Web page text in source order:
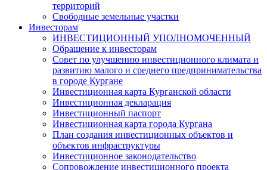
территорий
Свободные земельные участки
Инвесторам
ИНВЕСТИЦИОННЫЙ УПОЛНОМОЧЕННЫЙ
Обращение к инвесторам
Совет по улучшению инвестиционного климата и
развитию малого и среднего предпринимательства
в городе Кургане
Инвестиционная карта Курганской области
Инвестиционная декларация
Инвестиционный паспорт
Инвестиционная карта города Кургана
План создания инвестиционных объектов и
объектов инфраструктуры
Инвестиционное законодательство
Сопровождение инвестиционного проекта